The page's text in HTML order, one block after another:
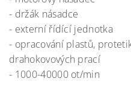
- držák násadce
- externí řídící jednotka
- opracování plastů,
drahokovových prací
- 1000-40000 ot/min